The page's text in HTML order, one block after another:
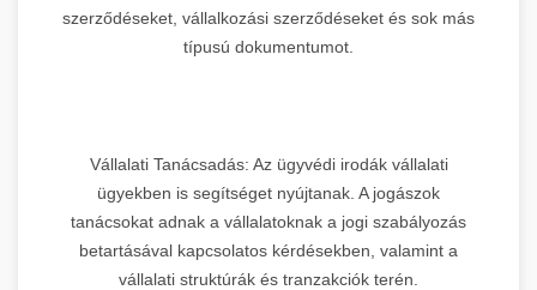
szerződéseket, vállalkozási szerződéseket és sok más
típusú dokumentumot.
Vállalati Tanácsadás: Az ügyvédi irodák vállalati
ügyekben is segítséget nyújtanak. A jogászok
tanácsokat adnak a vállalatoknak a jogi szabályozás
betartásával kapcsolatos kérdésekben, valamint a
vállalati struktúrák és tranzakciók terén.